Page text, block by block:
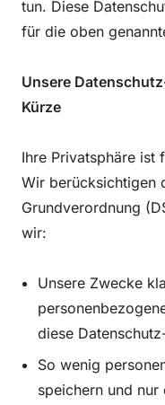
tun. Diese
für die oben
Unsere
Kürze
Ihre Privatsphäre ist
Wir berücksichtigen
Grundverordnung
wir:
Unsere Zwecke
diese
So wenig
speichern und